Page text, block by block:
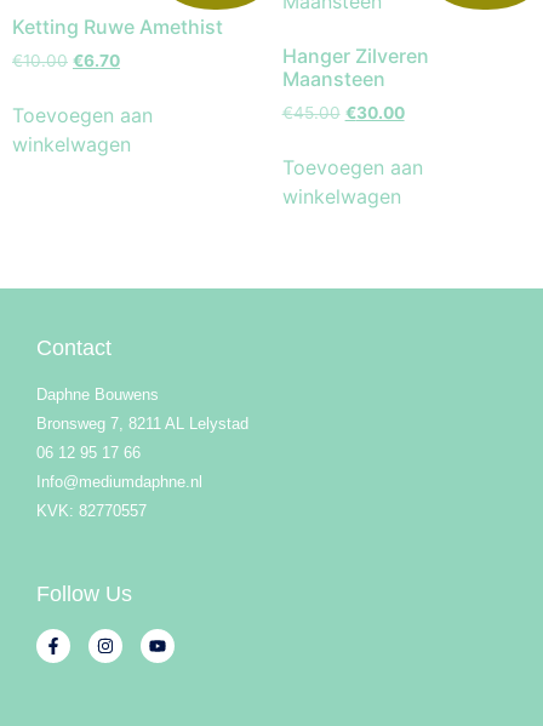
Ketting Ruwe Amethist
€10.00 €6.70
Toevoegen aan
winkelwagen
Hanger Zilveren
Maansteen
€45.00 €30.00
Toevoegen aan
winkelwagen
Contact
Daphne Bouwens
Bronsweg 7, 8211 AL Lelystad
06 12 95 17 66
Info@mediumdaphne.nl
KVK: 82770557
Follow Us